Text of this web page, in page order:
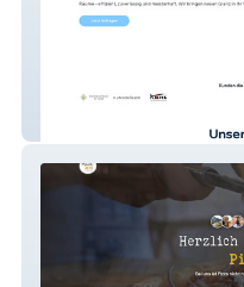
Gebaeudeservice Luedtke